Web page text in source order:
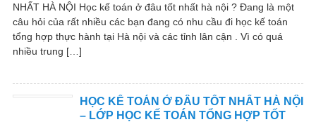
NHẤT HÀ NỘI Học kế toán ở đâu tốt nhất hà nội ? Đang là một
câu hỏi của rất nhiều các bạn đang có nhu cầu đi học kế toán
tổng hợp thực hành tại Hà nội và các tỉnh lân cận . Vì có quá
nhiều trung […]
HỌC KẾ TOÁN Ở ĐÂU TỐT NHẤT HÀ NỘI
– LỚP HỌC KẾ TOÁN TỔNG HỢP TỐT